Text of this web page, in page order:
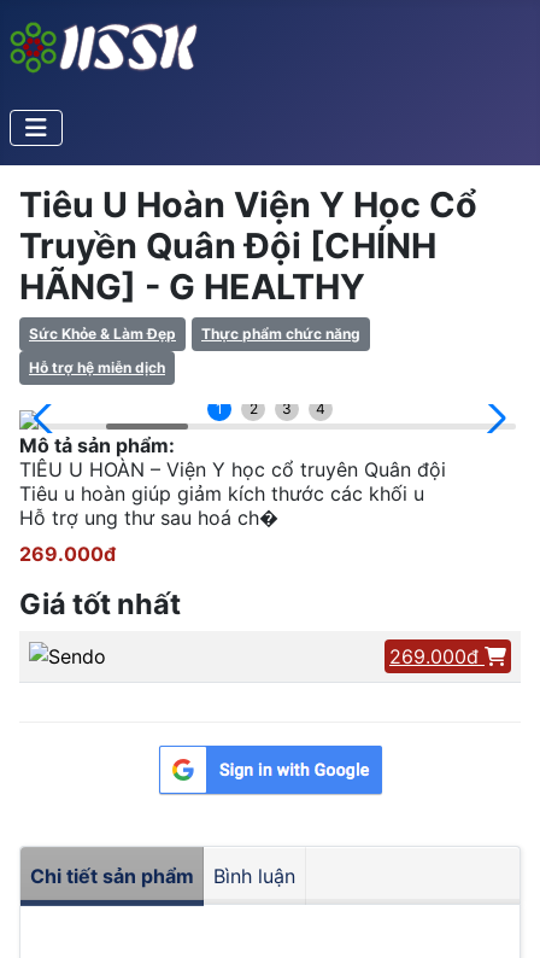
Tiêu U Hoàn Viện Y Học Cổ
Truyền Quân Đội [CHÍNH
HÃNG] - G HEALTHY
Sức Khỏe & Làm Đẹp
Thực phẩm chức năng
Hỗ trợ hệ miễn dịch
1 2 3 4
Mô tả sản phẩm:
TIÊU U HOÀN – Viện Y học cổ truyên Quân đội
Tiêu u hoàn giúp giảm kích thước các khối u
Hỗ trợ ung thư sau hoá ch�
269.000đ
Giá tốt nhất
269.000đ
Chi tiết sản phẩm Bình luận